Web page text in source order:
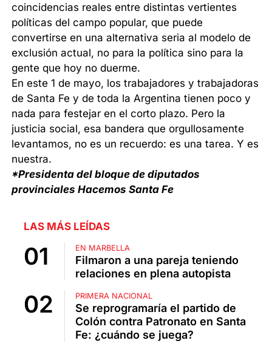
coincidencias reales entre distintas vertientes
políticas del campo popular, que puede
convertirse en una alternativa seria al modelo de
exclusión actual, no para la política sino para la
gente que hoy no duerme.
En este 1 de mayo, los trabajadores y trabajadoras
de Santa Fe y de toda la Argentina tienen poco y
nada para festejar en el corto plazo. Pero la
justicia social, esa bandera que orgullosamente
levantamos, no es un recuerdo: es una tarea. Y es
nuestra.
*Presidenta del bloque de diputados
provinciales Hacemos Santa Fe
LAS MÁS LEÍDAS
EN MARBELLA
Filmaron a una pareja teniendo
relaciones en plena autopista
PRIMERA NACIONAL
Se reprogramaría el partido de
Colón contra Patronato en Santa
Fe: ¿cuándo se juega?